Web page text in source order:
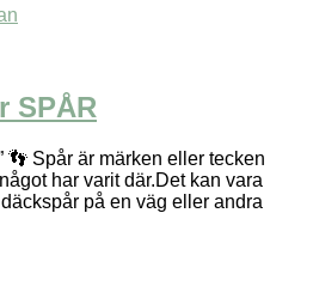
SPÅR
👣 Spår är märken eller tecken
har varit där.Det kan vara
på en väg eller andra